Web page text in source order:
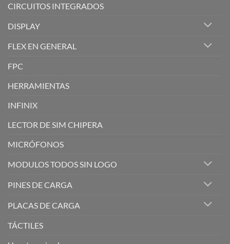
CIRCUITOS INTEGRADOS
DISPLAY
FLEX EN GENERAL
FPC
HERRAMIENTAS
INFINIX
LECTOR DE SIM CHIPERA
MICRÓFONOS
MODULOS TODOS SIN LOGO
PINES DE CARGA
PLACAS DE CARGA
TÁCTILES